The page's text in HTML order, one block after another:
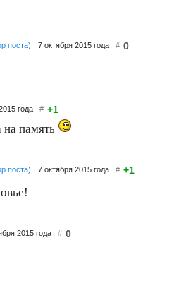
поста) 7 октября 2015 года # 0
года # +1
на память
поста) 7 октября 2015 года # +1
2015 года # 0